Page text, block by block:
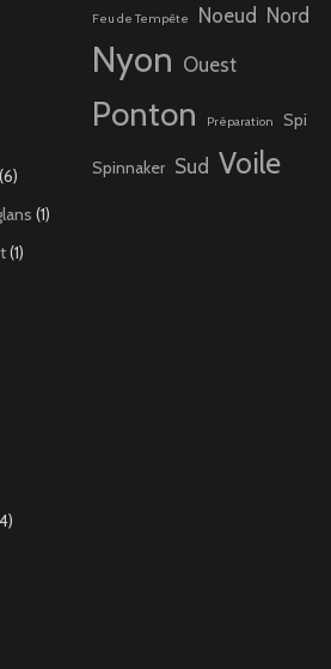
(6)
(1)
(1)
Feu de Tempête Noeud Nord
Nyon Ouest
Ponton Préparation Spi
Spinnaker Sud Voile